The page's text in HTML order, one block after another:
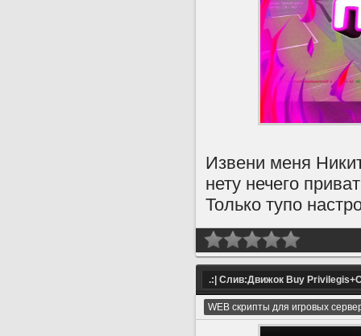
Извени меня
нету нечего
Только тупо
.:| Слив:Движок Buy
WEB скрипты для игровых